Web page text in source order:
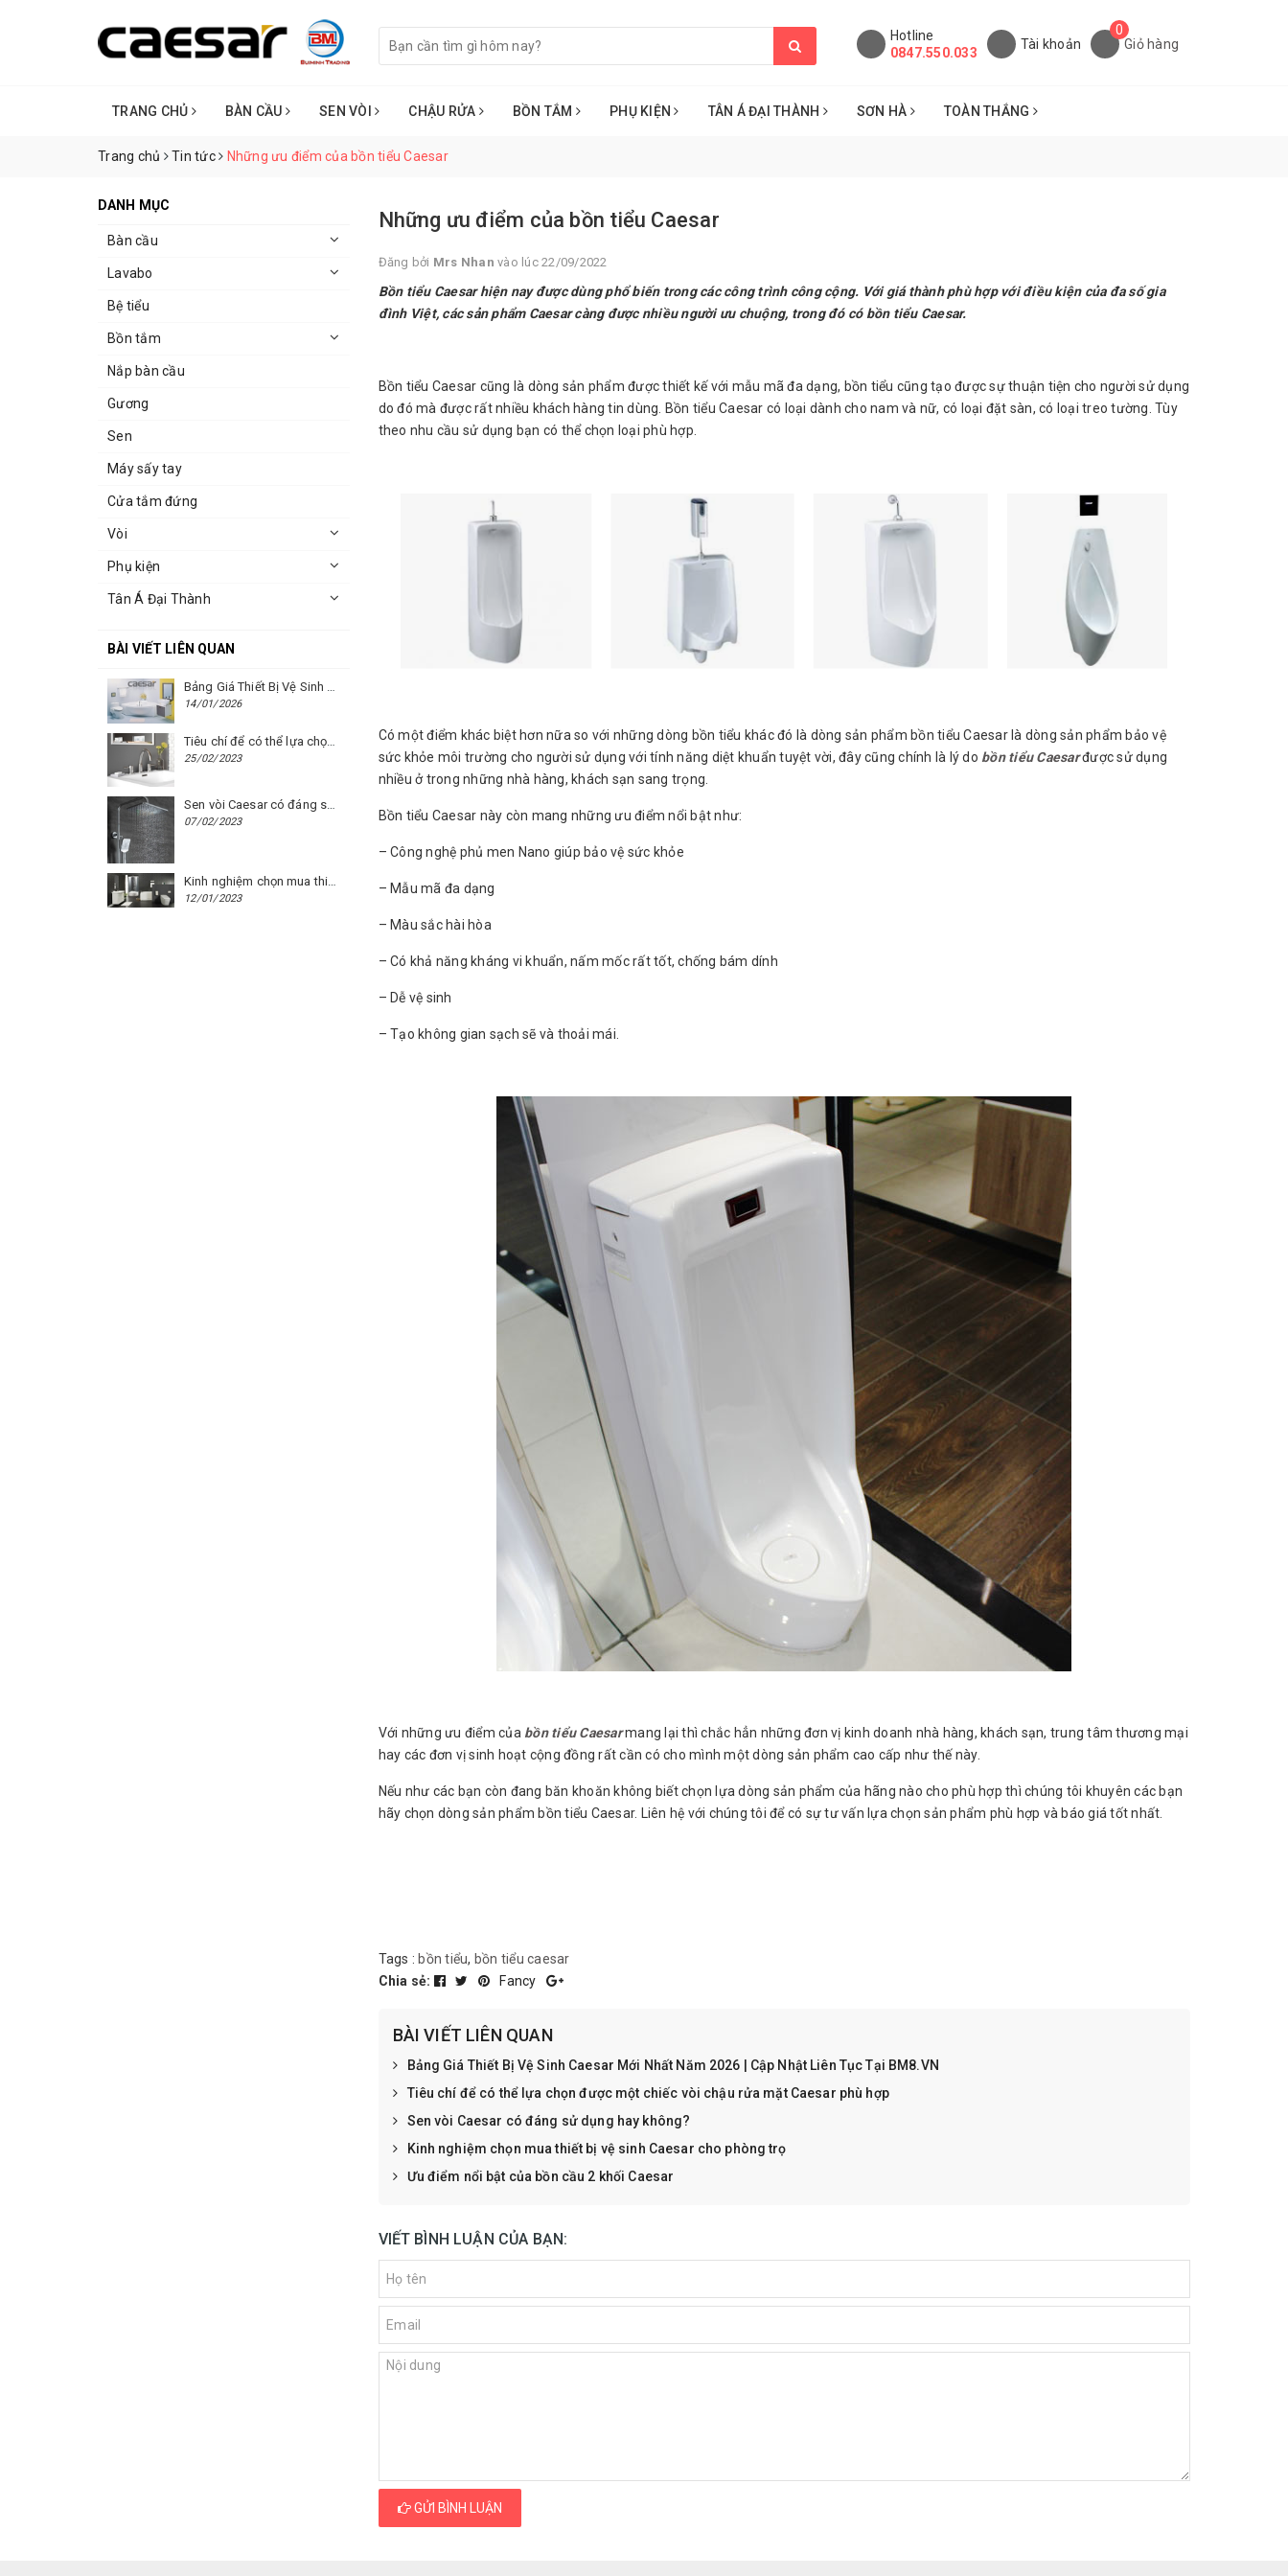
Hotline
0847.550.033
Tài khoản
0
Giỏ hàng
TRANG CHỦ BÀN CẦU SEN VÒI CHẬU RỬA BỒN TẮM PHỤ KIỆN TÂN Á ĐẠI THÀNH SƠN HÀ TOÀN THẮNG
Trang chủ Tin tức Những ưu điểm của bồn tiểu Caesar
Những ưu điểm của bồn tiểu Caesar
Đăng bởi Mrs Nhan vào lúc 22/09/2022
Bồn tiểu Caesar hiện nay được dùng phổ biến trong các công trình công cộng. Với giá thành phù hợp với điều kiện của đa số gia
đình Việt, các sản phẩm Caesar càng được nhiều người ưu chuộng, trong đó có bồn tiểu Caesar.
Bồn tiểu Caesar cũng là dòng sản phẩm được thiết kế với mẫu mã đa dạng, bồn tiểu cũng tạo được sự thuận tiện cho người sử dụng
do đó mà được rất nhiều khách hàng tin dùng. Bồn tiểu Caesar có loại dành cho nam và nữ, có loại đặt sàn, có loại treo tường. Tùy
theo nhu cầu sử dụng bạn có thể chọn loại phù hợp.
Có một điểm khác biệt hơn nữa so với những dòng bồn tiểu khác đó là dòng sản phẩm bồn tiểu Caesar là dòng sản phẩm bảo vệ
sức khỏe môi trường cho người sử dụng với tính năng diệt khuẩn tuyệt vời, đây cũng chính là lý do bồn tiểu Caesarđược sử dụng
nhiều ở trong những nhà hàng, khách sạn sang trọng.
Bồn tiểu Caesar này còn mang những ưu điểm nổi bật như:
– Công nghệ phủ men Nano giúp bảo vệ sức khỏe
– Mẫu mã đa dạng
– Màu sắc hài hòa
– Có khả năng kháng vi khuẩn, nấm mốc rất tốt, chống bám dính
– Dễ vệ sinh
– Tạo không gian sạch sẽ và thoải mái.
Với những ưu điểm của bồn tiểu Caesar mang lại thì chắc hẳn những đơn vị kinh doanh nhà hàng, khách sạn, trung tâm thương mại
hay các đơn vị sinh hoạt cộng đồng rất cần có cho mình một dòng sản phẩm cao cấp như thế này.
Nếu như các bạn còn đang băn khoăn không biết chọn lựa dòng sản phẩm của hãng nào cho phù hợp thì chúng tôi khuyên các bạn
hãy chọn dòng sản phẩm bồn tiểu Caesar. Liên hệ với chúng tôi để có sự tư vấn lựa chọn sản phẩm phù hợp và báo giá tốt nhất.
Tags : bồn tiểu, bồn tiểu caesar
Chia sẻ:
Fancy
BÀI VIẾT LIÊN QUAN
Bảng Giá Thiết Bị Vệ Sinh Caesar Mới Nhất Năm 2026 | Cập Nhật Liên Tục Tại BM8.VN
Tiêu chí để có thể lựa chọn được một chiếc vòi chậu rửa mặt Caesar phù hợp
Sen vòi Caesar có đáng sử dụng hay không?
Kinh nghiệm chọn mua thiết bị vệ sinh Caesar cho phòng trọ
Ưu điểm nổi bật của bồn cầu 2 khối Caesar
VIẾT BÌNH LUẬN CỦA BẠN:
GỬI BÌNH LUẬN
DANH MỤC
Bàn cầu
Lavabo
Bệ tiểu
Bồn tắm
Nắp bàn cầu
Gương
Sen
Máy sấy tay
Cửa tắm đứng
Vòi
Phụ kiện
Tân Á Đại Thành
BÀI VIẾT LIÊN QUAN
Bảng Giá Thiết Bị Vệ Sinh Caesar Mới Nhất Năm 2026 | Cập Nhật Liên Tục Tại BM8.VN
14/01/2026
Tiêu chí để có thể lựa chọn được một chiếc vòi chậu rửa mặt Caesar phù hợp
25/02/2023
Sen vòi Caesar có đáng sử dụng hay không?
07/02/2023
Kinh nghiệm chọn mua thiết bị vệ sinh Caesar cho phòng trọ
12/01/2023